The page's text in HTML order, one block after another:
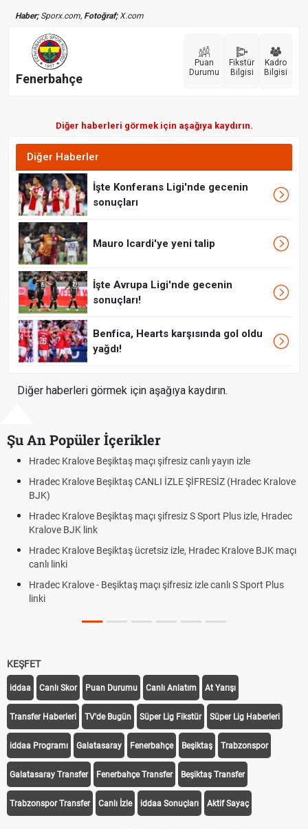
Haber;Sporx.com, Fotoğraf;X.com
Fenerbahçe
Puan
Durumu
Fikstür
Bilgisi
Kadro
Bilgisi
Diğer haberleri görmek için aşağıya kaydırın.
Diğer Haberler
İşte Konferans Ligi'nde gecenin
sonuçları
Mauro Icardi'ye yeni talip
İşte Avrupa Ligi'nde gecenin
sonuçları!
Benfica, Hearts karşısında gol oldu
yağdı!
Diğer haberleri görmek için aşağıya kaydırın.
Şu An Popüler İçerikler
Hradec Kralove Beşiktaş maçı şifresiz canlı yayın izle
Hradec Kralove Beşiktaş CANLI İZLE ŞİFRESİZ (Hradec Kralove
BJK)
Hradec Kralove Beşiktaş maçı şifresiz S Sport Plus izle, Hradec
Kralove BJK link
Hradec Kralove Beşiktaş ücretsiz izle, Hradec Kralove BJK maçı
canlı linki
Hradec Kralove - Beşiktaş maçı şifresiz izle canlı S Sport Plus
linki
KEŞFET
iddaa Canlı Skor Puan Durumu Canlı Anlatım At Yarışı
Transfer Haberleri TV'de Bugün Süper Lig Fikstür Süper Lig Haberleri
iddaa Programı Galatasaray Fenerbahçe Beşiktaş Trabzonspor
Galatasaray Transfer Fenerbahçe Transfer Beşiktaş Transfer
Trabzonspor Transfer Canlı İzle iddaa Sonuçları Aktif Sayaç